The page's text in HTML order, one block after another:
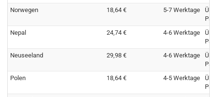
Norwegen
18,64 € 5-7 Werktage
Nepal
24,74 € 4-6 Werktage
Neuseeland
29,98 € 4-6 Werktage
Polen
18,64 € 4-5 Werktage